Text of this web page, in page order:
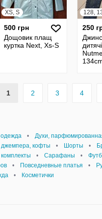
XS, S
500 грн
Дощовик плащ
куртка Next, Xs-S
128,
250
дитячі
1 2 3 4
• Духи,
джемпера, кофты • Шорты •
• Сарафаны •
• Повседневные платья •
• Косметички